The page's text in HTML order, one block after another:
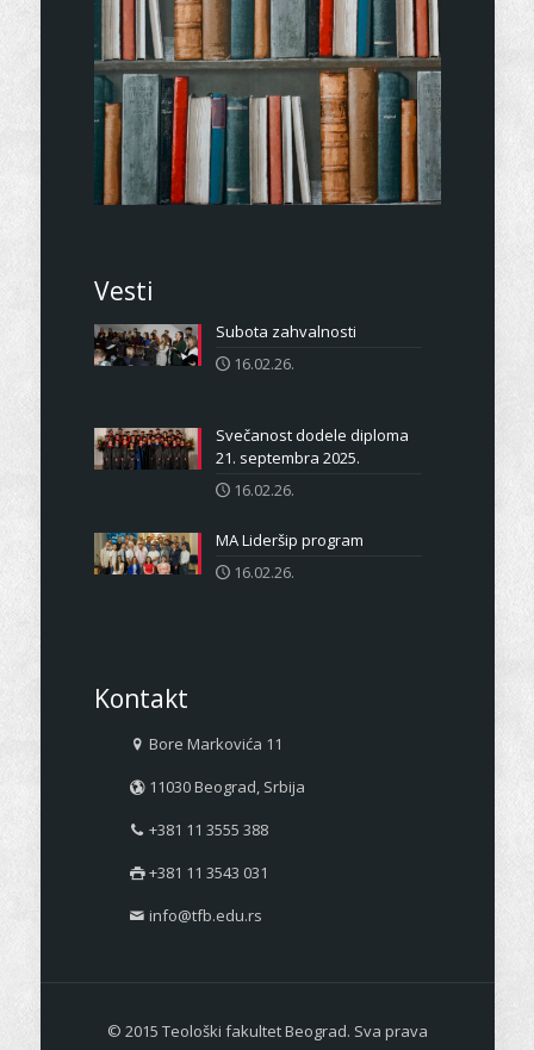
Vesti
Subota zahvalnosti
16.02.26.
Svečanost dodele diploma
21. septembra 2025.
16.02.26.
MA Lideršip program
16.02.26.
Kontakt
Bore Markovića 11
11030 Beograd, Srbija
+381 11 3555 388
+381 11 3543 031
info@tfb.edu.rs
© 2015 Teološki fakultet Beograd. Sva prava